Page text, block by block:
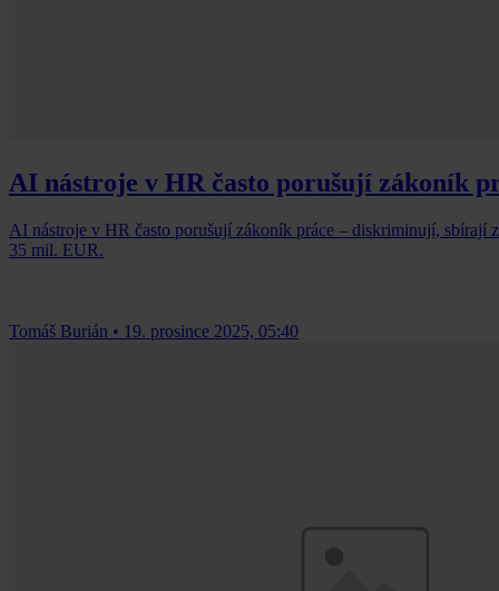
AI nástroje v HR často porušují zákoník
AI nástroje v HR často porušují zákoník práce – diskriminují, sbírají
35 mil. EUR.
Tomáš Burián • 19. prosince 2025, 05:40